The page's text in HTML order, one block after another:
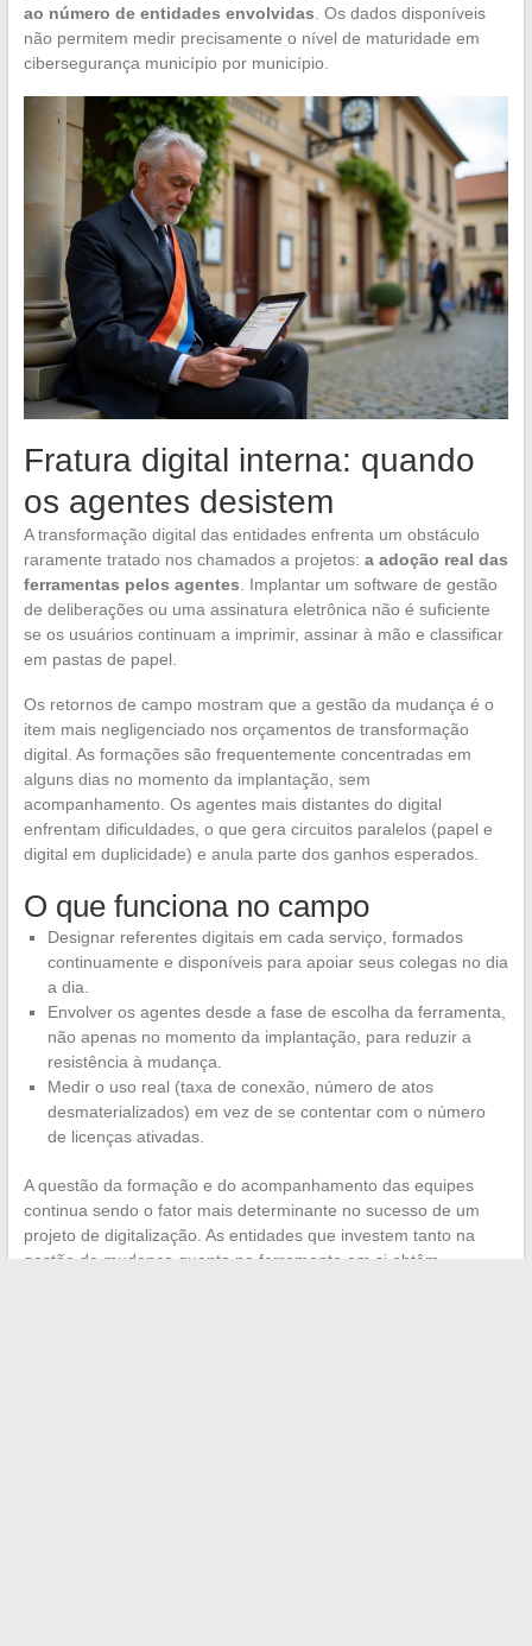
ao número de entidades envolvidas . Os dados disponíveis
não permitem medir precisamente o nível de maturidade em
cibersegurança município por município.
Fratura digital interna: quando
os agentes desistem
A transformação digital das entidades enfrenta um obstáculo
raramente tratado nos chamados a projetos: a adoção real das
ferramentas pelos agentes. Implantar um software de gestão
de deliberações ou uma assinatura eletrônica não é suficiente
se os usuários continuam a imprimir, assinar à mão e classificar
em pastas de papel.
Os retornos de campo mostram que a gestão da mudança é o
item mais negligenciado nos orçamentos de transformação
digital. As formações são frequentemente concentradas em
alguns dias no momento da implantação, sem
acompanhamento. Os agentes mais distantes do digital
enfrentam dificuldades, o que gera circuitos paralelos (papel e
digital em duplicidade) e anula parte dos ganhos esperados.
O que funciona no campo
Designar referentes digitais em cada serviço, formados
continuamente e disponíveis para apoiar seus colegas no dia
a dia.
Envolver os agentes desde a fase de escolha da ferramenta,
não apenas no momento da implantação, para reduzir a
resistência à mudança.
Medir o uso real (taxa de conexão, número de atos
desmaterializados) em vez de se contentar com o número
de licenças ativadas.
A questão da formação e do acompanhamento das equipes
continua sendo o fator mais determinante no sucesso de um
projeto de digitalização. As entidades que investem tanto na
gestão da mudança quanto na ferramenta em si obtêm